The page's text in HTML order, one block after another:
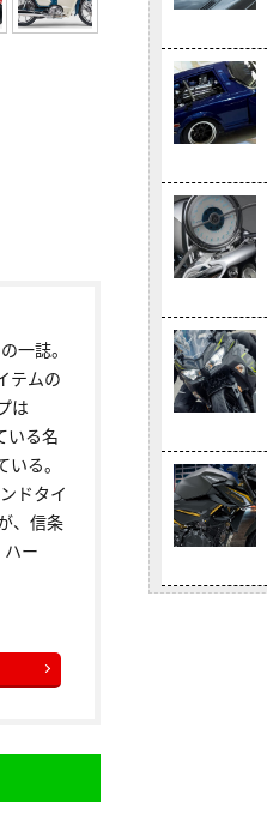
一誌。
テムの
は
いる名
る。
ドタイ
、信条
ー